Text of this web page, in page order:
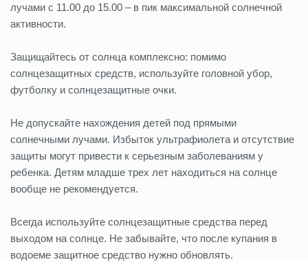
лучами с 11.00 до 15.00 – в пик максимальной солнечной
активности.
Защищайтесь от солнца комплексно: помимо
солнцезащитных средств, используйте головной убор,
футболку и солнцезащитные очки.
Не допускайте нахождения детей под прямыми
солнечными лучами. Избыток ультрафиолета и отсутствие
защиты могут привести к серьезным заболеваниям у
ребенка. Детям младше трех лет находиться на солнце
вообще не рекомендуется.
Всегда используйте солнцезащитные средства перед
выходом на солнце. Не забывайте, что после купания в
водоеме защитное средство нужно обновлять.